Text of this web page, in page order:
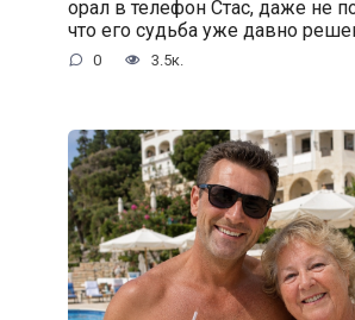
орал в телефон Стас, даже не
что его судьба уже давно
0 3.5к.